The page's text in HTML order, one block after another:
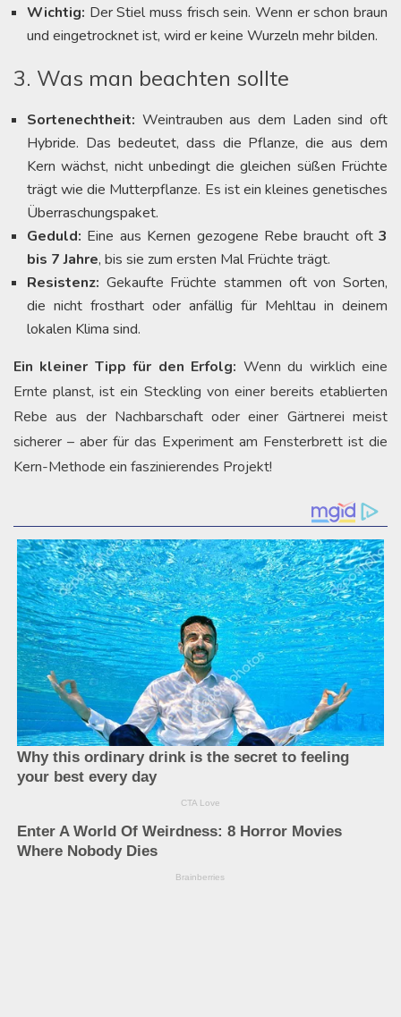
Wichtig: Der Stiel muss frisch sein. Wenn er schon braun
und eingetrocknet ist, wird er keine Wurzeln mehr bilden.
3. Was man beachten sollte
Sortenechtheit: Weintrauben aus dem Laden sind oft
Hybride. Das bedeutet, dass die Pflanze, die aus dem
Kern wächst, nicht unbedingt die gleichen süßen Früchte
trägt wie die Mutterpflanze. Es ist ein kleines genetisches
Überraschungspaket.
Geduld: Eine aus Kernen gezogene Rebe braucht oft 3
bis 7 Jahre, bis sie zum ersten Mal Früchte trägt.
Resistenz: Gekaufte Früchte stammen oft von Sorten,
die nicht frosthart oder anfällig für Mehltau in deinem
lokalen Klima sind.
Ein kleiner Tipp für den Erfolg: Wenn du wirklich eine
Ernte planst, ist ein Steckling von einer bereits etablierten
Rebe aus der Nachbarschaft oder einer Gärtnerei meist
sicherer – aber für das Experiment am Fensterbrett ist die
Kern-Methode ein faszinierendes Projekt!